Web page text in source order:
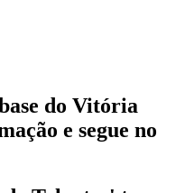
do Vitória
e segue no